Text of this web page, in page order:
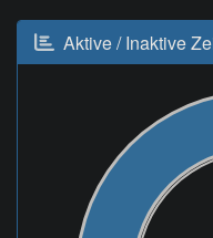
Aktive / Inaktive